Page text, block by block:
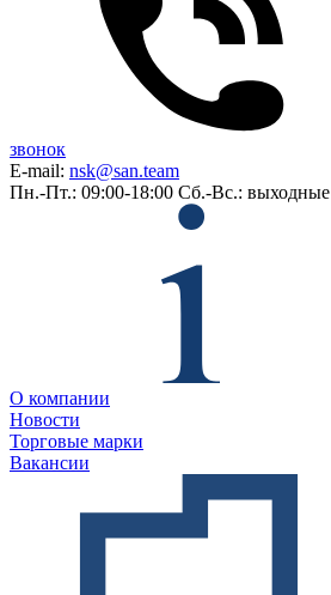
звонок
E-mail: nsk@san.team
Пн.-Пт.: 09:00-18:00 Сб.-Вс.: выходные
О компании
Новости
Торговые марки
Вакансии